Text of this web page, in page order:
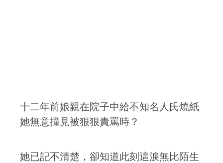
十二年前娘親在院子中給不知名人氏燒紙
她無意撞見被狠狠責罵時？
她已記不清楚，卻知道此刻這淚無比陌生